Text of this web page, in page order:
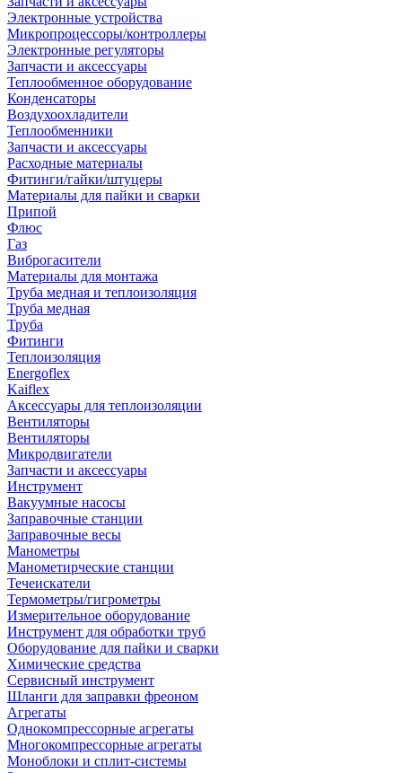
Электронные устройства
Микропроцессоры/контроллеры
Электронные регуляторы
Запчасти и аксессуары
Теплообменное оборудование
Конденсаторы
Воздухоохладители
Теплообменники
Запчасти и аксессуары
Расходные материалы
Фитинги/гайки/штуцеры
Материалы для пайки и сварки
Припой
Флюс
Газ
Виброгасители
Материалы для монтажа
Труба медная и теплоизоляция
Труба медная
Труба
Фитинги
Теплоизоляция
Energoflex
Kaiflex
Аксессуары для теплоизоляции
Вентиляторы
Вентиляторы
Микродвигатели
Запчасти и аксессуары
Инструмент
Вакуумные насосы
Заправочные станции
Заправочные весы
Манометры
Манометирческие станции
Течеискатели
Термометры/гигрометры
Измерительное оборудование
Инструмент для обработки труб
Оборудование для пайки и сварки
Химические средства
Сервисный инструмент
Шланги для заправки фреоном
Агрегаты
Однокомпрессорные агрегаты
Многокомпрессорные агрегаты
Моноблоки и сплит-системы